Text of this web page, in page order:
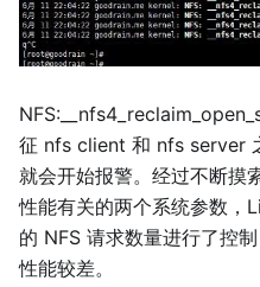
征 nfs client 和 nfs server
就会开始报警。经过不断摸
性能有关的两个系统参数，
的 NFS 请求数量进行了控
性能较差。